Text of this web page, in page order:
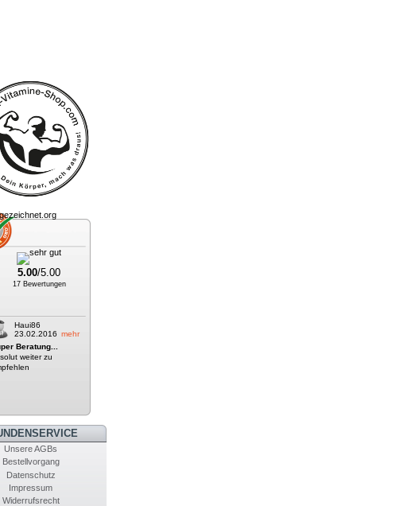
5.00/5.00
17 Bewertungen
Haui86
23.02.2016 mehr
Beratung...
weiter zu
Unsere AGBs
Bestellvorgang
Datenschutz
Impressum
Widerrufsrecht